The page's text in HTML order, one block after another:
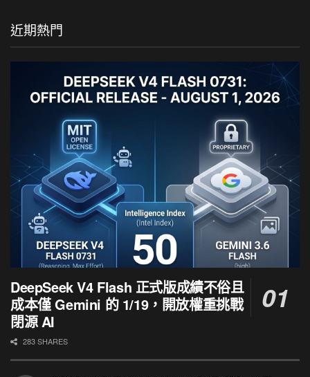
近期熱門
DeepSeek V4 Flash 正式版成績不俗且
成本僅 Gemini 的 1/19，開放權重挑戰
閉源 AI
283 SHARES